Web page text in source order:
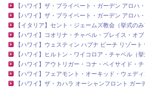
【ハワイ】ザ・プライベート・ガーデン アロハ
【ハワイ】ザ・プライベート・ガーデン アロハ
【イタリア】セント・ジェームズ教会（挙式のみ
【ハワイ】コオリナ・チャペル・プレイス・オブ
【ハワイ】ウェスティン ハプナ ビーチ リゾー
【ハワイ】ヒルトン・ワイコロア・チャペル（挙
【ハワイ】アウトリガー・コナ・ベイサイド・
【ハワイ】フェアモント・オーキッド・ウェデ
【ハワイ】ザ・カハラ オーシャンフロント ガー